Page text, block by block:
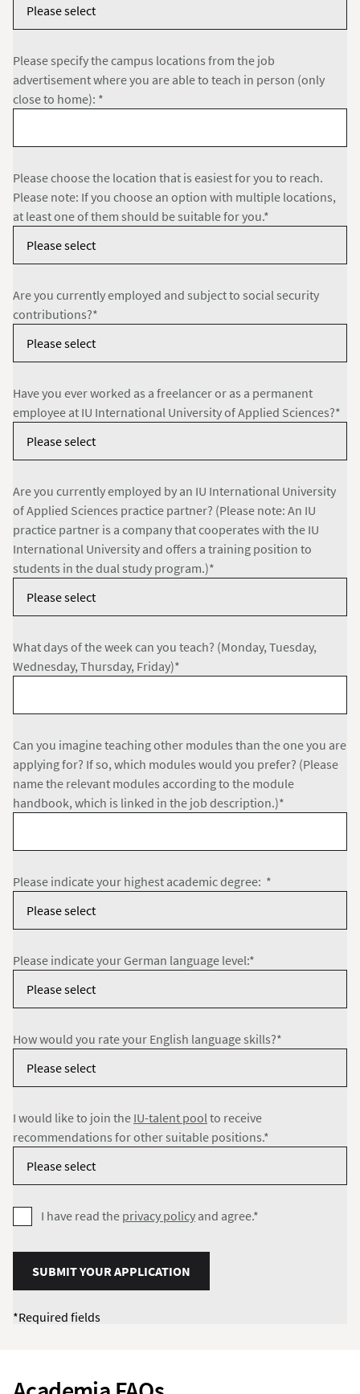
Please specify the campus locations from the job
advertisement where you are able to teach in person (only
close to home): *
Please choose the location that is easiest for you to reach.
Please note: If you choose an option with multiple locations,
at least one of them should be suitable for you.*
Are you currently employed and subject to social security
contributions?*
Have you ever worked as a freelancer or as a permanent
employee at IU International University of Applied Sciences?*
Are you currently employed by an IU International University
of Applied Sciences practice partner? (Please note: An IU
practice partner is a company that cooperates with the IU
International University and offers a training position to
students in the dual study program.)*
What days of the week can you teach? (Monday, Tuesday,
Wednesday, Thursday, Friday)*
Can you imagine teaching other modules than the one you are
applying for? If so, which modules would you prefer? (Please
name the relevant modules according to the module
handbook, which is linked in the job description.)*
Please indicate your highest academic degree: *
Please indicate your German language level:*
How would you rate your English language skills?*
I would like to join the IU-talent poolto receive
recommendations for other suitable positions.*
I have read the privacy policy and agree.*
SUBMIT YOUR APPLICATION
*Required fields